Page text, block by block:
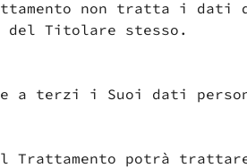
non tratta i dati
Titolare stesso.
a terzi i Suoi dati
Trattamento potrà